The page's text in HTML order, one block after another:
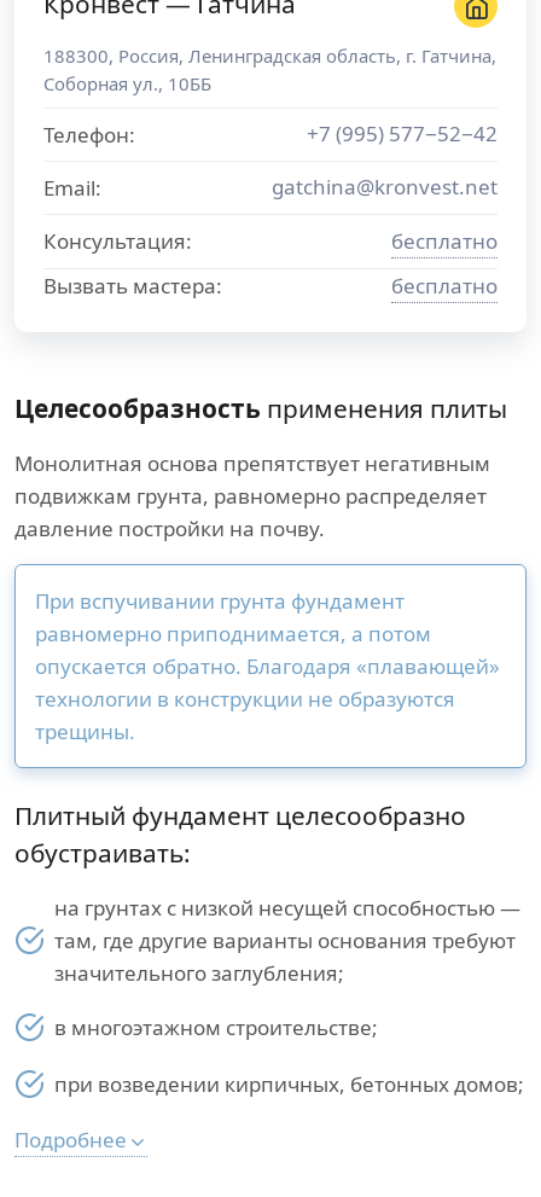
188300, Россия, Ленинградская область, г. Гатчина,
Соборная ул., 10ББ
Телефон:
+7 (995) 577−52−42
Email:
gatchina@kronvest.net
Консультация:
бесплатно
Вызвать мастера:
бесплатно
Целесообразность применения плиты
Монолитная основа препятствует негативным
подвижкам грунта, равномерно распределяет
давление постройки на почву.
При вспучивании грунта фундамент
равномерно приподнимается, а потом
опускается обратно. Благодаря «плавающей»
технологии в конструкции не образуются
трещины.
Плитный фундамент целесообразно
обустраивать:
на грунтах с низкой несущей способностью —
там, где другие варианты основания требуют
значительного заглубления;
в многоэтажном строительстве;
при возведении кирпичных, бетонных домов;
Подробнее